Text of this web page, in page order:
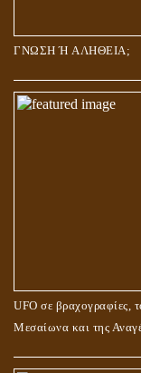
ΓΝΩΣΗ Ή ΑΛΗΘΕΙΑ;
UFO σε βραχογραφίες,
Μεσαίωνα και της